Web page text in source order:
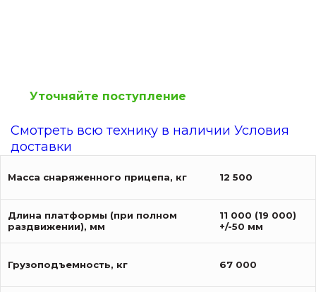
Уточняйте поступление
Смотреть всю технику в наличии Условия
доставки
Масса снаряженного прицепа, кг 12 500
Длина платформы (при полном
раздвижении), мм
11 000 (19 000)
+/-50 мм
Грузоподъемность, кг 67 000